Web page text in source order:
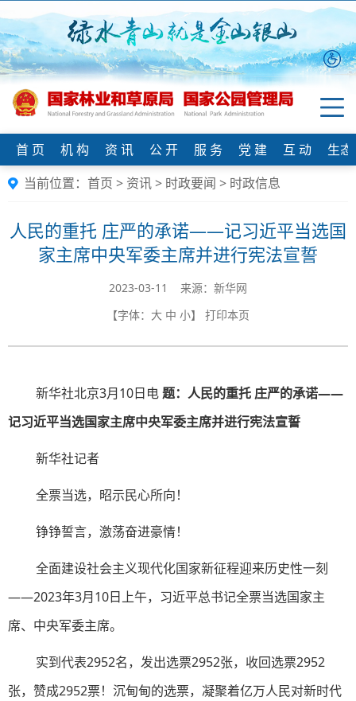
首 页 机 构 资 讯 公 开 服 务 党 建 互 动
生
当前位置： 首页 > 资讯> 时政要闻 > 时政信息
人民的重托 庄严的承诺——记习近平当选国
家主席中央军委主席并进行宪法宣誓
2023-03-11 来源：​新华网
【字体： 大 中 小】 打印本页
新华社北京3月10日电题：人民的重托 庄严的承诺——
记习近平当选国家主席中央军委主席并进行宪法宣誓
新华社记者
全票当选，昭示民心所向！
铮铮誓言，激荡奋进豪情！
全面建设社会主义现代化国家新征程迎来历史性一刻
——2023年3月10日上午，习近平总书记全票当选国家主
席、中央军委主席。
实到代表2952名，发出选票2952张，收回选票2952
张，赞成2952票！沉甸甸的选票，凝聚着亿万人民对新时代